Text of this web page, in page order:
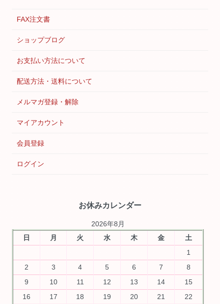
FAX注文書
ショップブログ
お支払い方法について
配送方法・送料について
メルマガ登録・解除
マイアカウント
会員登録
ログイン
お休みカレンダー
2026年8月
日
月 火 水 木 金
土
1
2
3 4 5 6 7
8
9
10 11 12 13 14
15
16
17 18 19 20 21
22